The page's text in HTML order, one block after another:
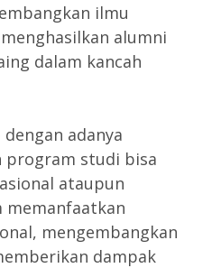
ilmu
alumni
dalam kancah
adanya
program studi bisa
ataupun
memanfaatkan
mengembangkan
dampak